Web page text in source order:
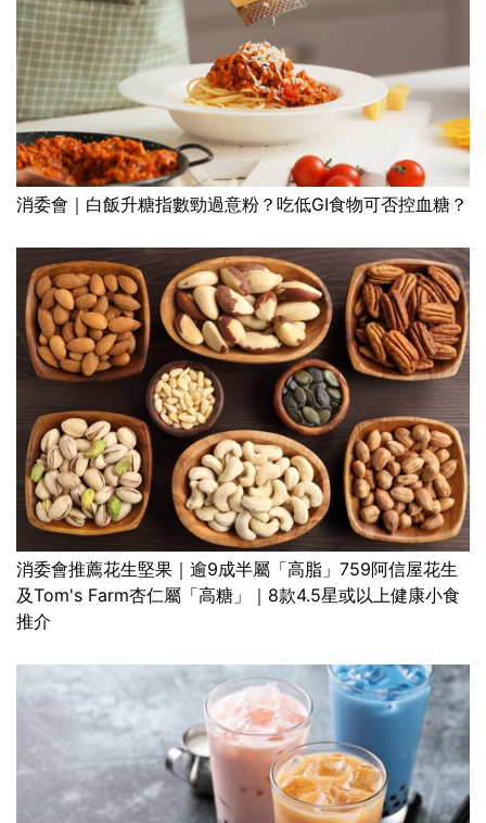
消委會｜白飯升糖指數勁過意粉？吃低GI食物可否控血糖？
消委會推薦花生堅果｜逾9成半屬「高脂」759阿信屋花生
及Tom's Farm杏仁屬「高糖」｜8款4.5星或以上健康小食
推介